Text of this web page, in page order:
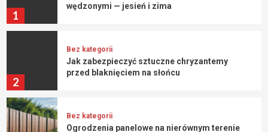
1
wędzonymi — jesień i zima
2
Bez kategorii
Jak zabezpieczyć sztuczne chryzantemy
przed blaknięciem na słońcu
Bez kategorii
Ogrodzenia panelowe na nierównym terenie